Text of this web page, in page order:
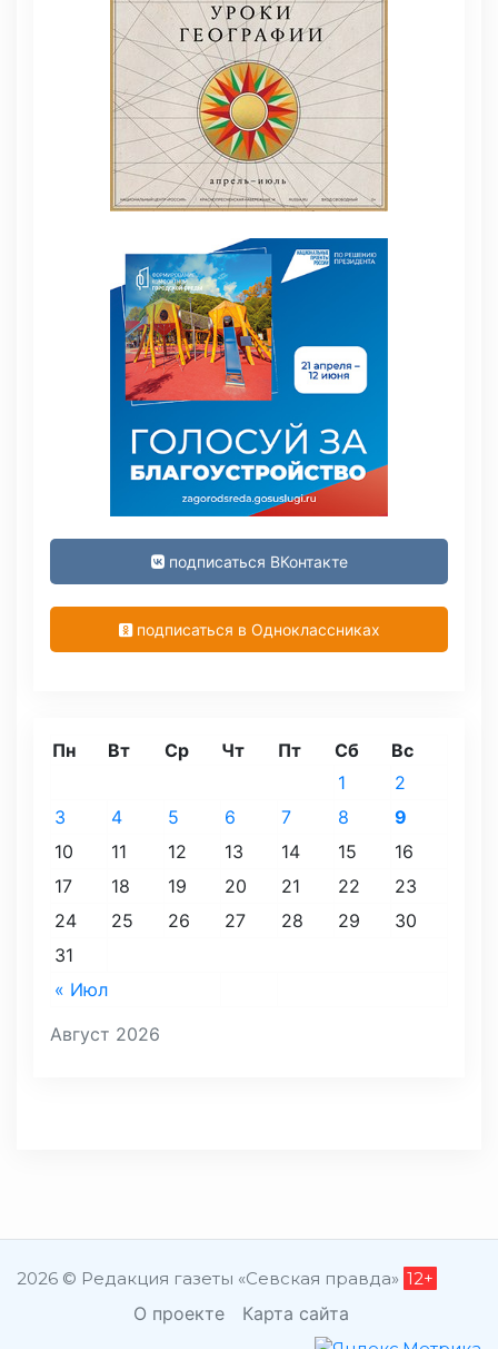
подписаться ВКонтакте
подписаться в Одноклассниках
Август 2026
Пн Вт Ср Чт Пт Сб Вс
« Июл
1
2
3
4 5 6 7 8
9
10
11 12 13 14 15
16
17
18 19 20 21 22
23
24
25 26 27 28 29
30
31
2026 © Редакция газеты «Севская правда» 12+
О проекте Карта сайта